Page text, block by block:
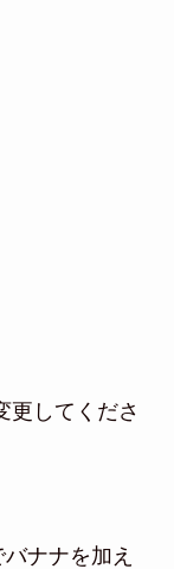
更してくださ
ナナを加え